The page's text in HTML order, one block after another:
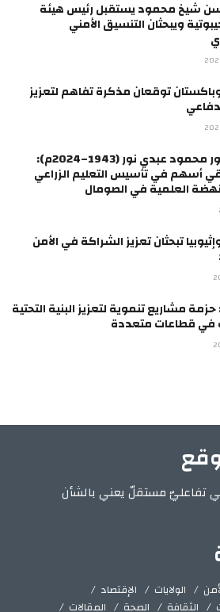
شيخ محمود يستقبل رئيس هيئة
ويبحثان التنسيق الأمني
توقعان مذكرة تفاهم لتعزيز
البروفيسور محمود عبدي نور (1943–2024م):
أسهم في تأسيس التعليم الزراعي
العلمية في الصومال
تبحثان تعزيز الشراكة في الأمن
مشاريع تنموية لتعزيز البنية التحتية
في قطاعات متعددة
تفاعليّ مستقلّ يعني بالشأن
الولايات
الإقتصاد
الثقافة الصحة المقالات